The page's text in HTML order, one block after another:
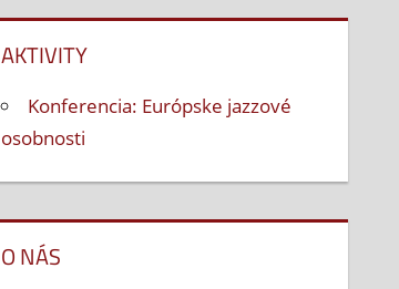
AKTIVITY
Konferencia: Európske jazzové
osobnosti
O NÁS